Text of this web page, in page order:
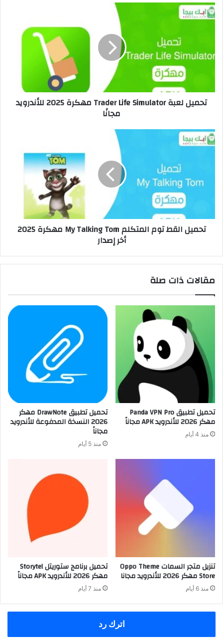
تحميل لعبة Trader Life Simulator مهكرة 2025 للأندرويد
مجانًا
تحميل القط توم المتكلم My Talking Tom مهكرة 2025
أخر إصدار
مقالات ذات صلة
تحميل تطبيق Panda VPN Pro
مهكر 2026 للأندرويد APK مجاناً
منذ 4 أيام
تحميل تطبيق DrawNote مهكر
2026 النسخة المدفوعة للأندرويد
مجاناً
منذ 5 أيام
تنزيل متجر السمات Oppo Theme
Store مهكر 2026 للأندرويد مجانا
منذ 6 أيام
تحميل برنامج ستوريتل Storytel
مهكر 2026 للأندرويد APK مجاناً
منذ 7 أيام
اترك رد